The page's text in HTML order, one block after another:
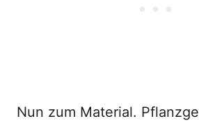
Nun zum Material.